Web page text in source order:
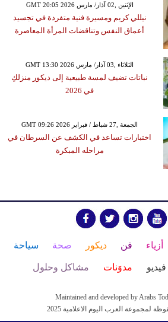
GMT 20:05 2026 الإثنين ,02 آذار/ مارس
نيللي كريم ومسيرة فنية متفردة في تجسيد
أعماق النفس وتناقضات المرأة المعاصرة
GMT 13:30 2026 الثلاثاء ,03 آذار/ مارس
نباتات تضيف لمسة طبيعية إلى ديكور منزلكِ
في 2026
GMT 09:26 2026 الجمعة ,27 شباط / فبراير
اختبارات تساعد في الكشف عن السرطان في
مراحله المبكرة
أزياء فن ديكور صحة سياحة
فيديو مدوَنات مشاكل وحلول
Maintained and developed by Arabs